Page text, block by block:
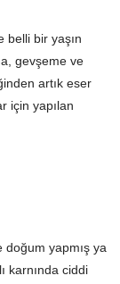
belli bir yaşın
gevşeme ve
artık eser
için yapılan
doğum yapmış ya
karnında ciddi